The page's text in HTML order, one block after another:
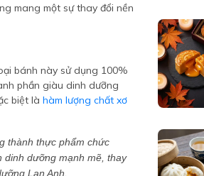
mang một sự thay đổi nền
bánh này sử dụng 100%
phần giàu dinh dưỡng
biệt là hàm lượng chất xơ
thành thực phẩm chức
dinh dưỡng mạnh mẽ, thay
Lan Anh.